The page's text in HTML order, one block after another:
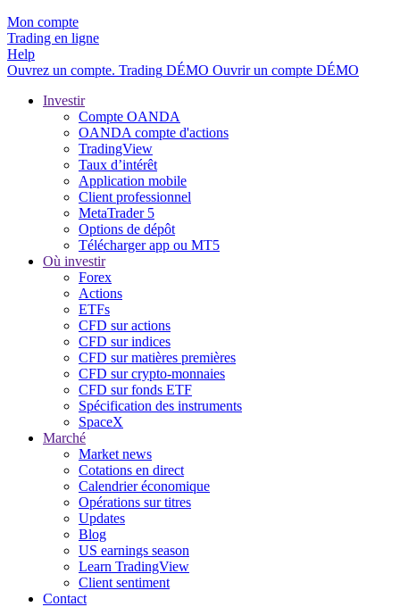
Mon compte
Trading en ligne
Help
Ouvrez un compte. Trading DÉMO Ouvrir un compte DÉMO
Investir
Compte OANDA
OANDA compte d'actions
TradingView
Taux d’intérêt
Application mobile
Client professionnel
MetaTrader 5
Options de dépôt
Télécharger app ou MT5
Où investir
Forex
Actions
ETFs
CFD sur actions
CFD sur indices
CFD sur matières premières
CFD sur crypto-monnaies
CFD sur fonds ETF
Spécification des instruments
SpaceX
Marché
Market news
Cotations en direct
Calendrier économique
Opérations sur titres
Updates
Blog
US earnings season
Learn TradingView
Client sentiment
Contact